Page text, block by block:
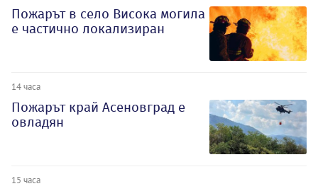
Пожарът в село Висока могила
е частично локализиран
14 часа
Пожарът край Асеновград е
овладян
15 часа